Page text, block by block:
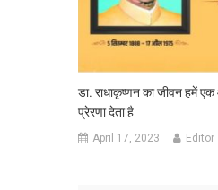
डा. राधाकृष्णन का जीवन हमें
प्रेरणा देता है
April 17, 2023 Editor